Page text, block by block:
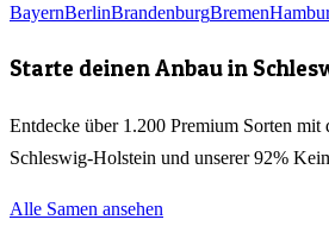
BayernBerlinBrandenburgBremen
Starte deinen Anbau in
Entdecke über 1.200 Premium Sorten mit
Schleswig-Holstein und unserer 92%
Alle Samen ansehen